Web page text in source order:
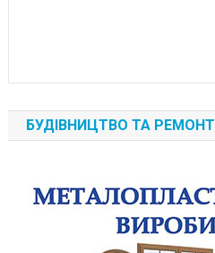
БУДІВНИЦТВО ТА РЕМОНТ